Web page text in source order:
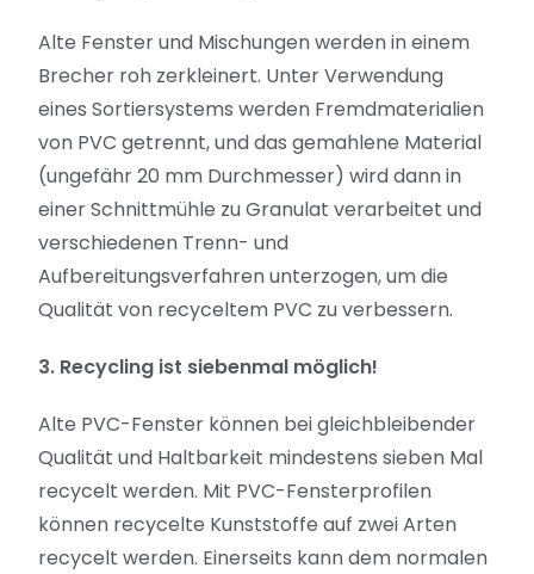
Alte Fenster und Mischungen werden in einem
Brecher roh zerkleinert. Unter Verwendung
eines Sortiersystems werden Fremdmaterialien
von PVC getrennt, und das gemahlene Material
(ungefähr 20 mm Durchmesser) wird dann in
einer Schnittmühle zu Granulat verarbeitet und
verschiedenen Trenn- und
Aufbereitungsverfahren unterzogen, um die
Qualität von recyceltem PVC zu verbessern.
3. Recycling ist siebenmal möglich!
Alte PVC-Fenster können bei gleichbleibender
Qualität und Haltbarkeit mindestens sieben Mal
recycelt werden. Mit PVC-Fensterprofilen
können recycelte Kunststoffe auf zwei Arten
recycelt werden. Einerseits kann dem normalen